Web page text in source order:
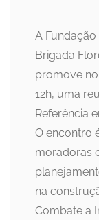
A
Brigada
promove no
12h, uma
Referência
O encontro
moradoras
na
Combate a